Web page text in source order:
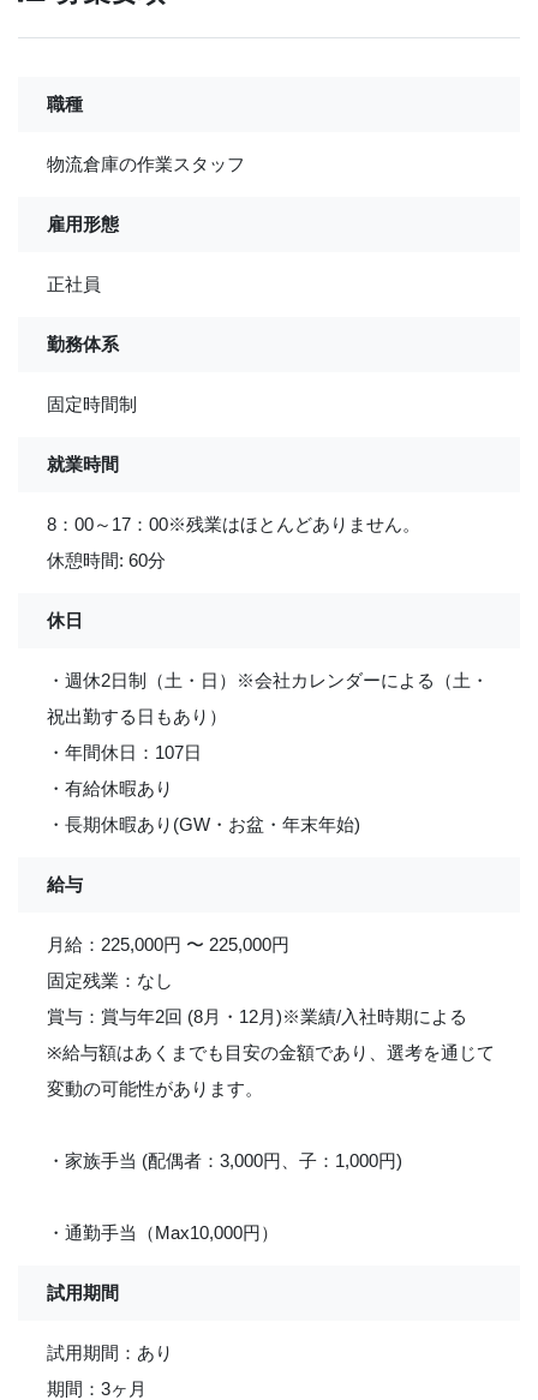
職種
物流倉庫の作業スタッフ
雇用形態
正社員
勤務体系
固定時間制
就業時間
8：00～17：00※残業はほとんどありません。
休憩時間: 60分
休日
・週休2日制（土・日）※会社カレンダーによる（土・
祝出勤する日もあり）
・年間休日：107日
・有給休暇あり
・長期休暇あり(GW・お盆・年末年始)
給与
月給：225,000円 〜 225,000円
固定残業：なし
賞与：賞与年2回 (8月・12月)※業績/入社時期による
※給与額はあくまでも目安の金額であり、選考を通じて
変動の可能性があります。
・家族手当 (配偶者：3,000円、子：1,000円)
・通勤手当（Max10,000円）
試用期間
試用期間：あり
期間：3ヶ月